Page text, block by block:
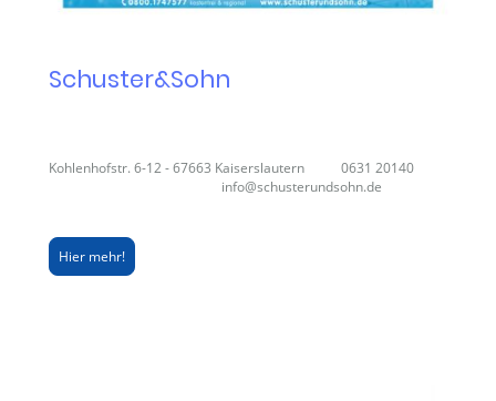
Schuster&Sohn
Kohlenhofstr. 6-12 - 67663 Kaiserslautern 0631 20140
info@schusterundsohn.de
Hier mehr!